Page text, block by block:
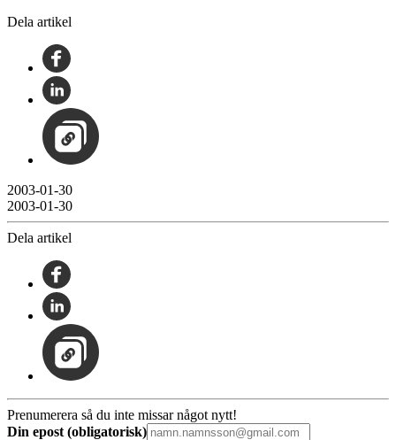
Dela artikel
2003-01-30
2003-01-30
Dela artikel
Prenumerera så du inte missar något nytt!
Din epost (obligatorisk)